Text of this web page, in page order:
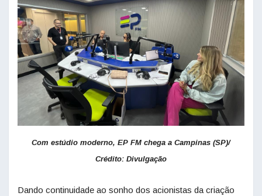
Com estúdio moderno, EP FM chega a Campinas (SP)/
Crédito: Divulgação
Dando continuidade ao sonho dos acionistas da criação